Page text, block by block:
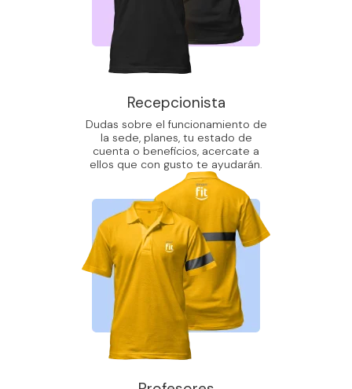
Recepcionista
Dudas sobre el funcionamiento de
la sede, planes, tu estado de
cuenta o beneficios, acercate a
ellos que con gusto te ayudarán.